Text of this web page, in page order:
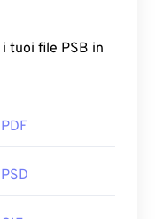
PSB in